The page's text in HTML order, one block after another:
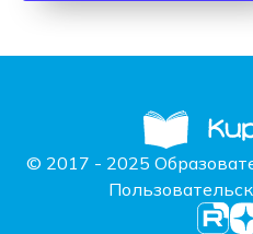
© 2017 - 2025